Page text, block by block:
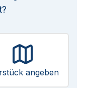
angeben